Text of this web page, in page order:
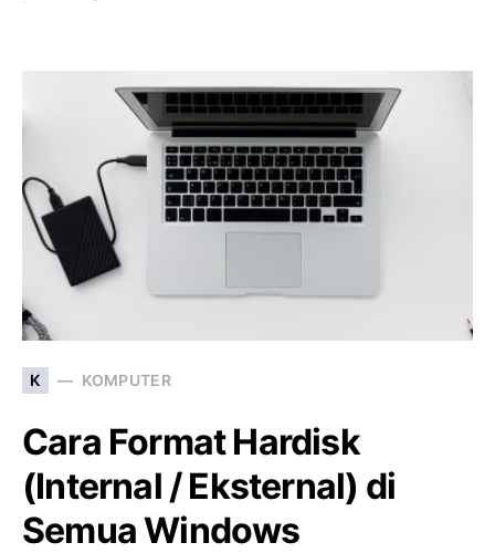
K KOMPUTER
Cara Format Hardisk
(Internal / Eksternal) di
Semua Windows